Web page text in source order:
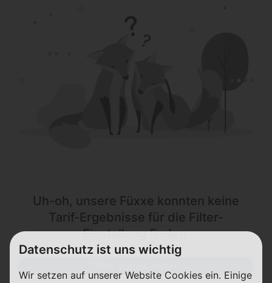
Uh-oh, unsere Füxxe konnten keine
Tarif-Ergebnisse für die Filter-
Einstellung finden.
Datenschutz ist uns wichtig
Wir setzen auf unserer Website Cookies ein. Einige